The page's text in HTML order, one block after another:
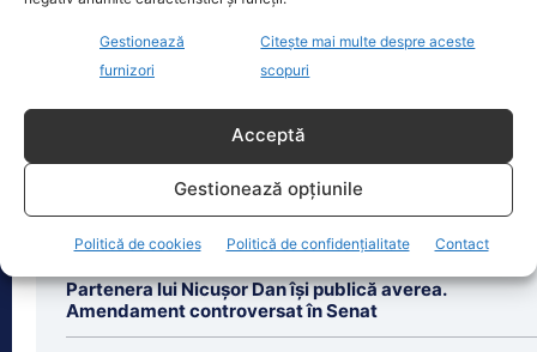
Gestionează
furnizori
Citește mai multe despre aceste
scopuri
Acceptă
Gestionează opțiunile
Politică de cookies Politică de confidențialitate Contact
Eclipsa de soare din 12 august 2026
este unul dintre cele mai importante
însă nu va[...]
Ultimele știri
Partenera lui Nicușor Dan își publică averea.
Amendament controversat în Senat